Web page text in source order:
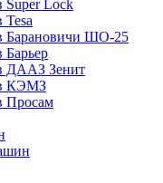
Super Lock
Tesa
Барановичи ШО-25
Барьер
ДААЗ Зенит
КЭМЗ
Просам